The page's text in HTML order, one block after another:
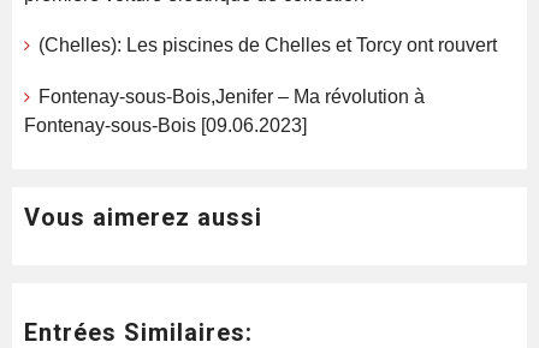
(Chelles): Les piscines de Chelles et Torcy ont rouvert
Fontenay-sous-Bois,Jenifer – Ma révolution à
Fontenay-sous-Bois [09.06.2023]
Vous aimerez aussi
Entrées Similaires: